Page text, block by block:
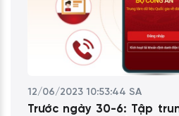
12/06/2023 10:53:44 SA
Trước ngày 30-6: Tập